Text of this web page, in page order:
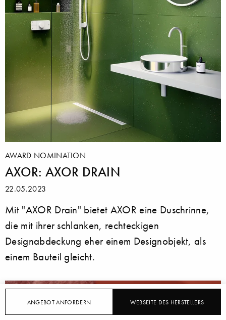
ANGEBOT ANFORDERN WEBSEITE DES HERSTELLERS
AWARD NOMINATION
AXOR: AXOR DRAIN
22.05.2023
Mit "AXOR Drain" bietet AXOR eine Duschrinne,
die mit ihrer schlanken, rechteckigen
Designabdeckung eher einem Designobjekt, als
einem Bauteil gleicht.